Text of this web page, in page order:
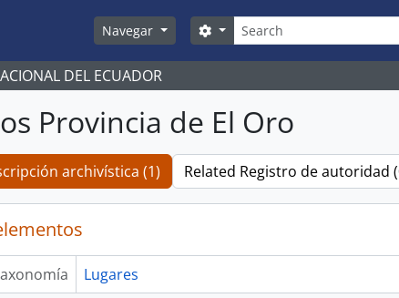
Navegar Búsqueda
Search options
DEL ECUADOR
Provincia de El Oro
archivística (1) Related Registro de autoridad
Lugares